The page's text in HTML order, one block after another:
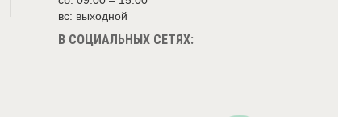
вс: выходной
В СОЦИАЛЬНЫХ СЕТЯХ: